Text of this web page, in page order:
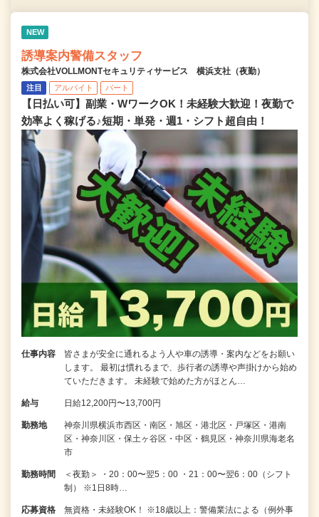
NEW
誘導案内警備スタッフ
株式会社VOLLMONTセキュリティサービス 横浜支社（夜勤）
注目 アルバイト パート
【日払い可】副業・WワークOK！未経験大歓迎！夜勤で
効率よく稼げる♪短期・単発・週1・シフト超自由！
仕事内容
皆さまが安全に通れるよう人や車の誘導・案内などをお願い
します。 最初は慣れるまで、歩行者の誘導や声掛けから始め
ていただきます。 未経験で始めた方がほとん…
給与 日給12,200円〜13,700円
勤務地
神奈川県横浜市西区・南区・旭区・港北区・戸塚区・港南
区・神奈川区・保土ヶ谷区・中区・鶴見区・神奈川県海老名
市
勤務時間
＜夜勤＞ ・20：00〜翌5：00 ・21：00〜翌6：00（シフト
制） ※1日8時…
応募資格
無資格・未経験OK！ ※18歳以上：警備業法による（例外事